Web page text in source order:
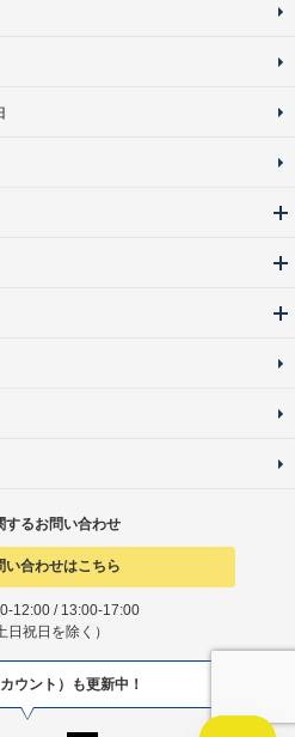
するお問い合わせ
い合わせはこちら
12:00 / 13:00-17:00
日祝日を除く）
ウント）も更新中！